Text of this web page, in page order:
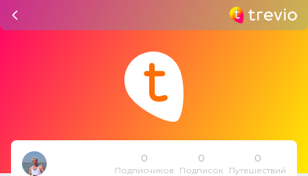
0
Подписчиков
0
Подписок
0
Путешествий